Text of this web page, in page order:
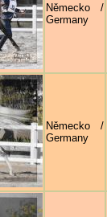
Německo /
Germany
Německo /
Germany